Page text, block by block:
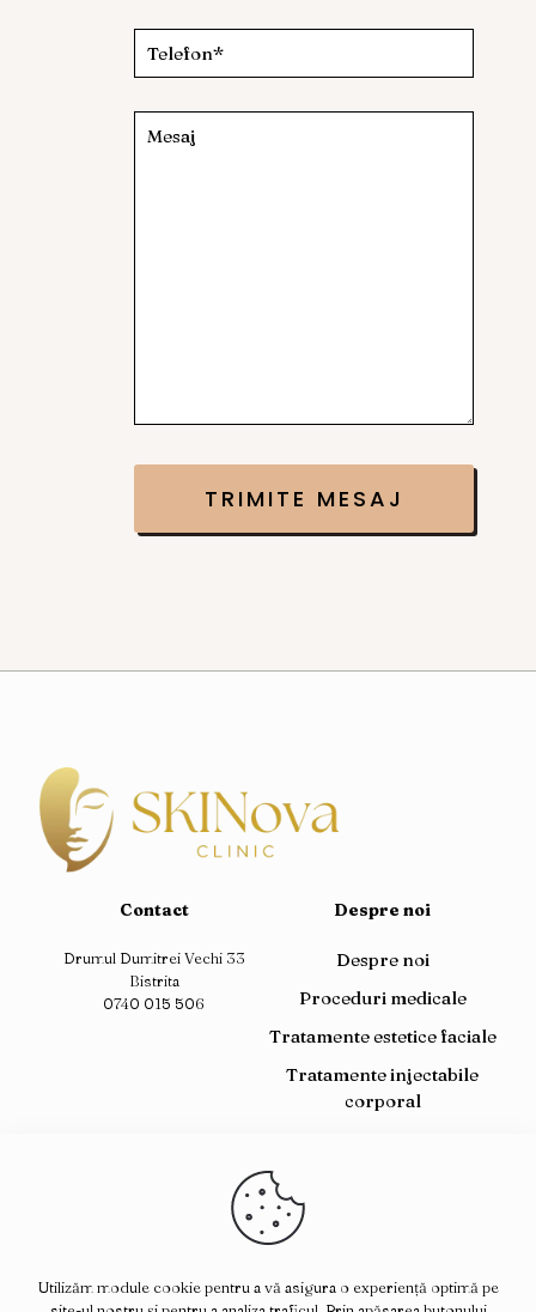
Contact
Drumul Dumitrei Vechi 33
Bistrita
0740 015 506
Despre noi
Despre noi
Proceduri medicale
Tratamente estetice faciale
Tratamente injectabile
corporal
Utilizăm module cookie pentru a vă asigura o experiență optimă pe